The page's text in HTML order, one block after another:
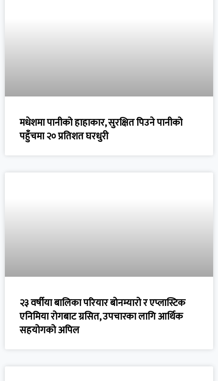
मधेशमा पानीको हाहाकार, सुरक्षित पिउने पानीको
पहुँचमा २० प्रतिशत घरधुरी
२३ वर्षीया बालिका परियार बोनम्यारो र एप्लास्टिक
एनिमिया रोगबाट ग्रसित, उपचारका लागि आर्थिक
सहयोगको अपिल